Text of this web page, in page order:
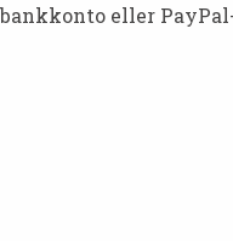
bankkonto eller